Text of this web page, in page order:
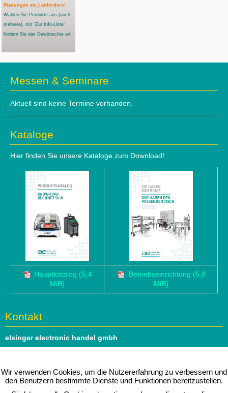
Wir verwenden Cookies, um die Nutzererfahrung zu verbessern und
den Benutzern bestimmte Dienste und Funktionen bereitzustellen.
Planungen etc.) anfordern!
Wählen Sie Produkte aus (auch
mehrere), mit "Zur Info-Liste"
fordern Sie das Gewünschte an!
Messen & Seminare
Aktuell sind keine Termine vorhanden.
Kataloge
Hier finden Sie unsere Kataloge zum Download!
Hauptkatalog (5,4
MiB)
Betriebseinrichtung (5,0
MiB)
Kontakt
elsinger electronic handel gmbh
1140 Wien
Tel: 01 979 46 51